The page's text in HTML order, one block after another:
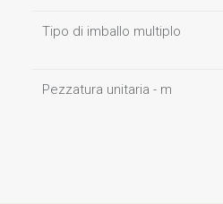
Tipo di imballo multiplo
Pezzatura unitaria - m